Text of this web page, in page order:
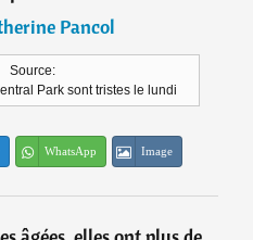
Pancol
Source:
Park sont tristes le lundi
WhatsApp Image